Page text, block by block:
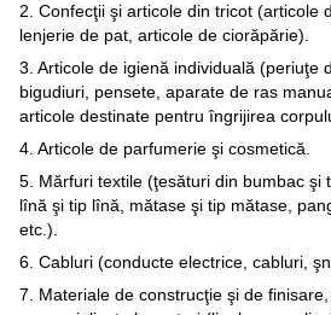
2. Confecţii şi articole din tricot (articole
lenjerie de pat, articole de ciorăpărie).
3. Articole de igienă individuală (periuţe
bigudiuri, pensete, aparate de ras
articole destinate pentru îngrijirea
4. Articole de parfumerie şi cosmetică.
5. Mărfuri textile (ţesături din bumbac şi
lînă şi tip lînă, mătase şi tip mătase,
etc.).
6. Cabluri (conducte electrice, cabluri,
7. Materiale de construcţie şi de